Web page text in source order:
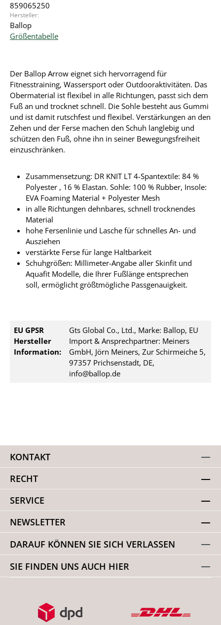
859065250
Hersteller:
Ballop
Größentabelle
Der Ballop Arrow eignet sich hervorragend für
Fitnesstraining, Wassersport oder Outdooraktivitäten. Das
Obermaterial ist flexibel in alle Richtungen, passt sich dem
Fuß an und trocknet schnell. Die Sohle besteht aus Gummi
und ist damit rutschfest und flexibel. Verstärkungen an den
Zehen und der Ferse machen den Schuh langlebig und
schützen den Fuß, ohne ihn in seiner Bewegungsfreiheit
einzuschränken.
Zusammensetzung: DR KNIT LT 4-Spantextile: 84 %
Polyester , 16 % Elastan. Sohle: 100 % Rubber, Insole:
EVA Foaming Material + Polyester Mesh
in alle Richtungen dehnbares, schnell trocknendes
Material
hohe Fersenlinie und Lasche für schnelles An- und
Ausziehen
verstärkte Ferse für lange Haltbarkeit
Schuhgrößen: Millimeter-Angabe aller Skinfit und
Aquafit Modelle, die Ihrer Fußlänge entsprechen
soll, ermöglicht größtmögliche Passgenauigkeit.
EU GPSR
Hersteller
Information:
Gts Global Co., Ltd., Marke: Ballop, EU
Import & Ansprechpartner: Meiners
GmbH, Jörn Meiners, Zur Schirmeiche 5,
97357 Prichsenstadt, DE,
info@ballop.de
KONTAKT
RECHT
SERVICE
NEWSLETTER
DARAUF KÖNNEN SIE SICH VERLASSEN
SIE FINDEN UNS AUCH HIER